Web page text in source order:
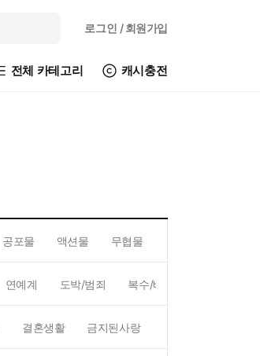
로그인 / 회원가입
전체 카테고리 캐시충전
공포물 액션물 무협물
연예계 도박/범죄 복수/배신
결혼생활 금지된사랑